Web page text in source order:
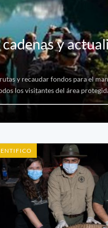
y
y recaudar fondos para el
los visitantes del área